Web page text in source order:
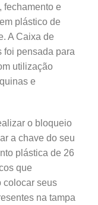
fechamento e
plástico de
A Caixa de
foi pensada para
utilização
e
o bloqueio
a chave do seu
plástica de 26
que
colocar seus
na tampa